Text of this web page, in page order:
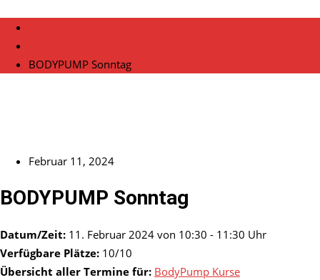
BODYPUMP Sonntag
Februar 11, 2024
BODYPUMP Sonntag
Datum/Zeit: 11. Februar 2024 von 10:30 - 11:30 Uhr
Verfügbare Plätze: 10/10
Übersicht aller Termine für: BodyPump Kurse